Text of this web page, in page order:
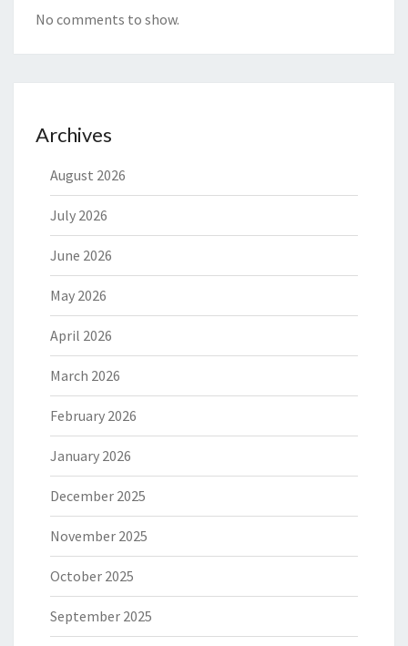
No comments to show.
Archives
August 2026
July 2026
June 2026
May 2026
April 2026
March 2026
February 2026
January 2026
December 2025
November 2025
October 2025
September 2025